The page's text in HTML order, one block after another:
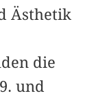
Ästhetik
die
und